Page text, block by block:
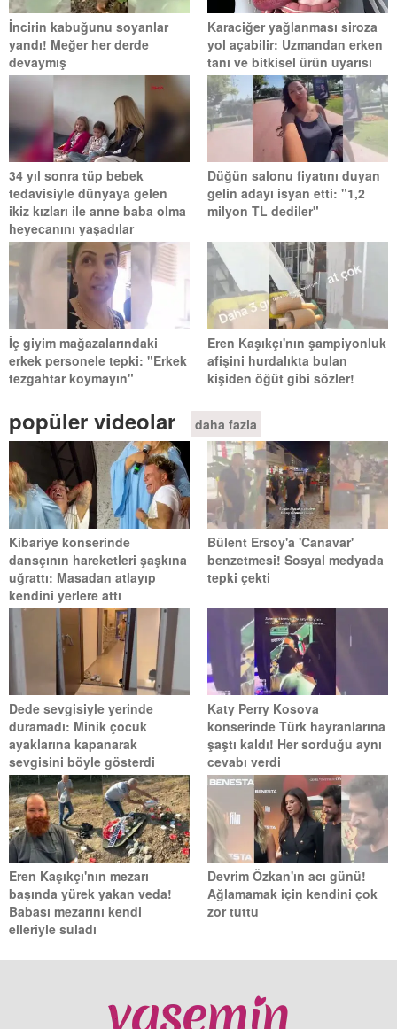
İncirin kabuğunu soyanlar
yandı! Meğer her derde
devaymış
Karaciğer yağlanması siroza
yol açabilir: Uzmandan erken
tanı ve bitkisel ürün uyarısı
34 yıl sonra tüp bebek
tedavisiyle dünyaya gelen
ikiz kızları ile anne baba olma
heyecanını yaşadılar
Düğün salonu fiyatını duyan
gelin adayı isyan etti: "1,2
milyon TL dediler"
İç giyim mağazalarındaki
erkek personele tepki: "Erkek
tezgahtar koymayın"
Eren Kaşıkçı'nın şampiyonluk
afişini hurdalıkta bulan
kişiden öğüt gibi sözler!
popüler videolar daha fazla
Kibariye konserinde
dansçının hareketleri şaşkına
uğrattı: Masadan atlayıp
kendini yerlere attı
Bülent Ersoy'a 'Canavar'
benzetmesi! Sosyal medyada
tepki çekti
Dede sevgisiyle yerinde
duramadı: Minik çocuk
ayaklarına kapanarak
sevgisini böyle gösterdi
Katy Perry Kosova
konserinde Türk hayranlarına
şaştı kaldı! Her sorduğu aynı
cevabı verdi
Eren Kaşıkçı'nın mezarı
başında yürek yakan veda!
Babası mezarını kendi
elleriyle suladı
Devrim Özkan'ın acı günü!
Ağlamamak için kendini çok
zor tuttu